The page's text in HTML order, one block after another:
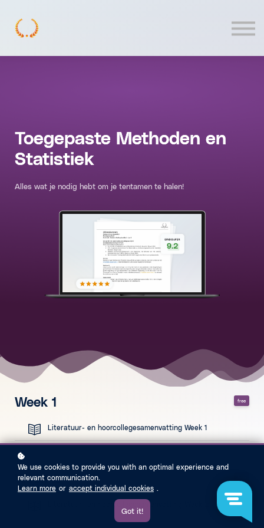
Toegepaste Methoden en
Statistiek
Alles wat je nodig hebt om je tentamen te halen!
Week 1 free
Literatuur- en hoorcollegesamenvatting Week 1
Week 2
Literatuur- en hoorcollegesamenvatting Week 2
We use cookies to provide you with an optimal experience and
relevant communication.
Learn more or accept individual cookies .
Got it!